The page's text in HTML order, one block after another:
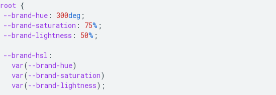
root {
--brand-hue : 300deg ;
--brand-saturation : 75% ;
--brand-lightness : 50% ;
--brand-hsl :
var(--brand-hue)
var(--brand-saturation)
var(--brand-lightness);